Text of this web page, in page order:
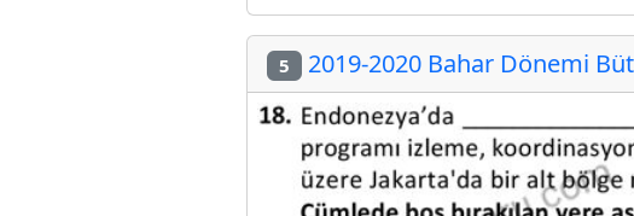
5 2019-2020 Bahar Dönemi